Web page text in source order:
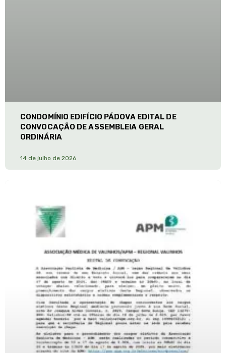
CONDOMÍNIO EDIFÍCIO PÁDOVA EDITAL DE
CONVOCAÇÃO DE ASSEMBLEIA GERAL
ORDINÁRIA
14 de julho de 2026